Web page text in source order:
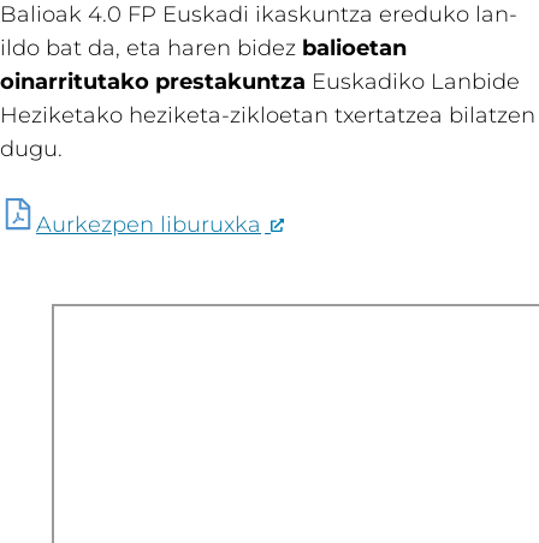
Balioak 4.0 FP Euskadi ikaskuntza ereduko lan-
ildo bat da, eta haren bidez balioetan
oinarritutako prestakuntza Euskadiko Lanbide
Heziketako heziketa-zikloetan txertatzea bilatzen
dugu.
Aurkezpen liburuxka